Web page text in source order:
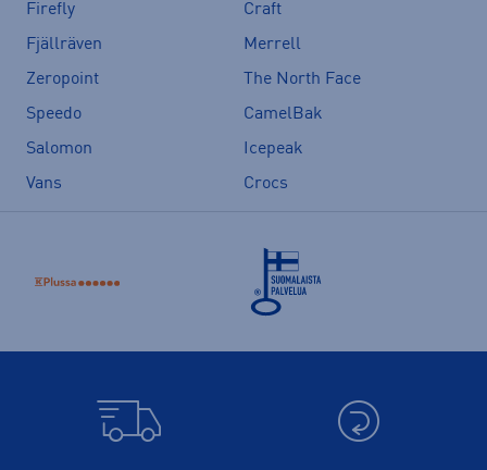
Firefly
Craft
Fjällräven
Merrell
Zeropoint
The North Face
Speedo
CamelBak
Salomon
Icepeak
Vans
Crocs